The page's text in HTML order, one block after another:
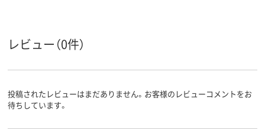
レビュー（0件）
投稿されたレビューはまだありません。お客様のレビューコメントをお
待ちしています。